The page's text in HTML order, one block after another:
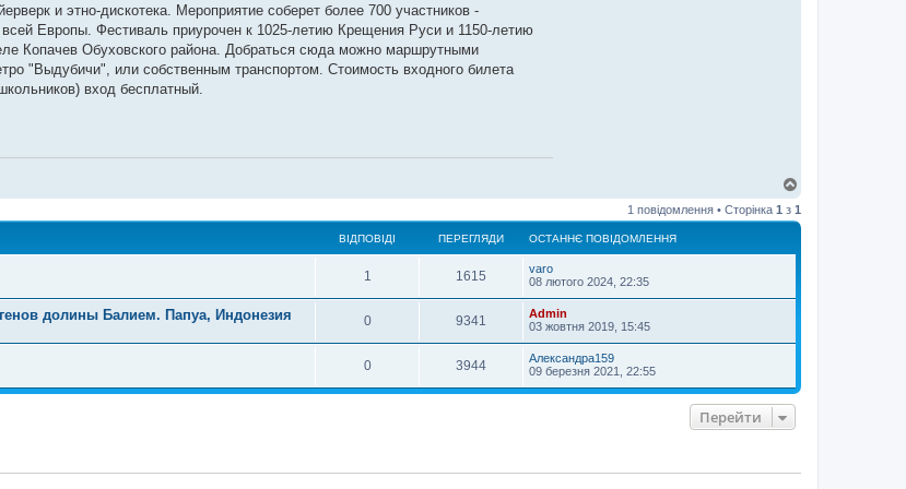
и этно-дискотека. Мероприятие соберет более 700 участников -
Европы. Фестиваль приурочен к 1025-летию Крещения Руси и 1150-летию
Копачев Обуховского района. Добраться сюда можно маршрутными
"Выдубичи", или собственным транспортом. Стоимость входного билета
вход бесплатный.
г
о
1 повідомлення • Сторінка 1 з 1
ВІДПОВІДІ ПЕРЕГЛЯДИ ОСТАННЄ ПОВІДОМЛЕННЯ
1 1615
varo
08 лютого 2024, 22:35
долины Балием. Папуа, Индонезия 0 9341
Admin
03 жовтня 2019, 15:45
0 3944
Александра159
09 березня 2021, 22:55
Перейти